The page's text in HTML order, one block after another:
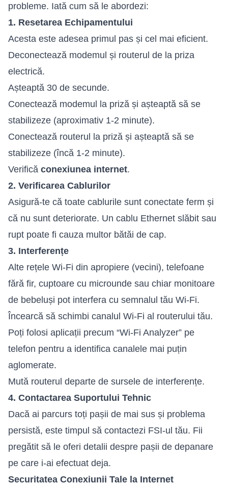
probleme. Iată cum să le abordezi:
1. Resetarea Echipamentului
Acesta este adesea primul pas și cel mai eficient.
Deconectează modemul și routerul de la priza
electrică.
Așteaptă 30 de secunde.
Conectează modemul la priză și așteaptă să se
stabilizeze (aproximativ 1-2 minute).
Conectează routerul la priză și așteaptă să se
stabilizeze (încă 1-2 minute).
Verifică conexiunea internet.
2. Verificarea Cablurilor
Asigură-te că toate cablurile sunt conectate ferm și
că nu sunt deteriorate. Un cablu Ethernet slăbit sau
rupt poate fi cauza multor bătăi de cap.
3. Interferențe
Alte rețele Wi-Fi din apropiere (vecini), telefoane
fără fir, cuptoare cu microunde sau chiar monitoare
de bebeluși pot interfera cu semnalul tău Wi-Fi.
Încearcă să schimbi canalul Wi-Fi al routerului tău.
Poți folosi aplicații precum “Wi-Fi Analyzer” pe
telefon pentru a identifica canalele mai puțin
aglomerate.
Mută routerul departe de sursele de interferențe.
4. Contactarea Suportului Tehnic
Dacă ai parcurs toți pașii de mai sus și problema
persistă, este timpul să contactezi FSI-ul tău. Fii
pregătit să le oferi detalii despre pașii de depanare
pe care i-ai efectuat deja.
Securitatea Conexiunii Tale la Internet